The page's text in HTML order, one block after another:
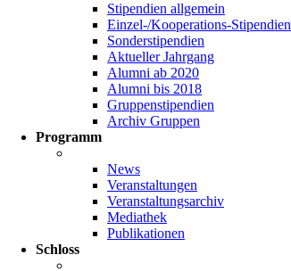
Stipendien allgemein
Einzel-/Kooperations-Stipendien
Sonderstipendien
Aktueller Jahrgang
Alumni ab 2020
Alumni bis 2018
Gruppenstipendien
Archiv Gruppen
Programm
News
Veranstaltungen
Veranstaltungsarchiv
Mediathek
Publikationen
Schloss